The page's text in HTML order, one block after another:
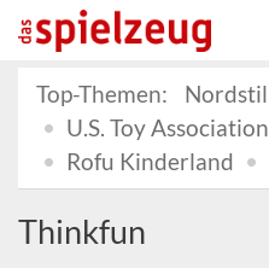
Top-Themen:
Nordstil
U.S. Toy Association
Rofu Kinderland
Thinkfun